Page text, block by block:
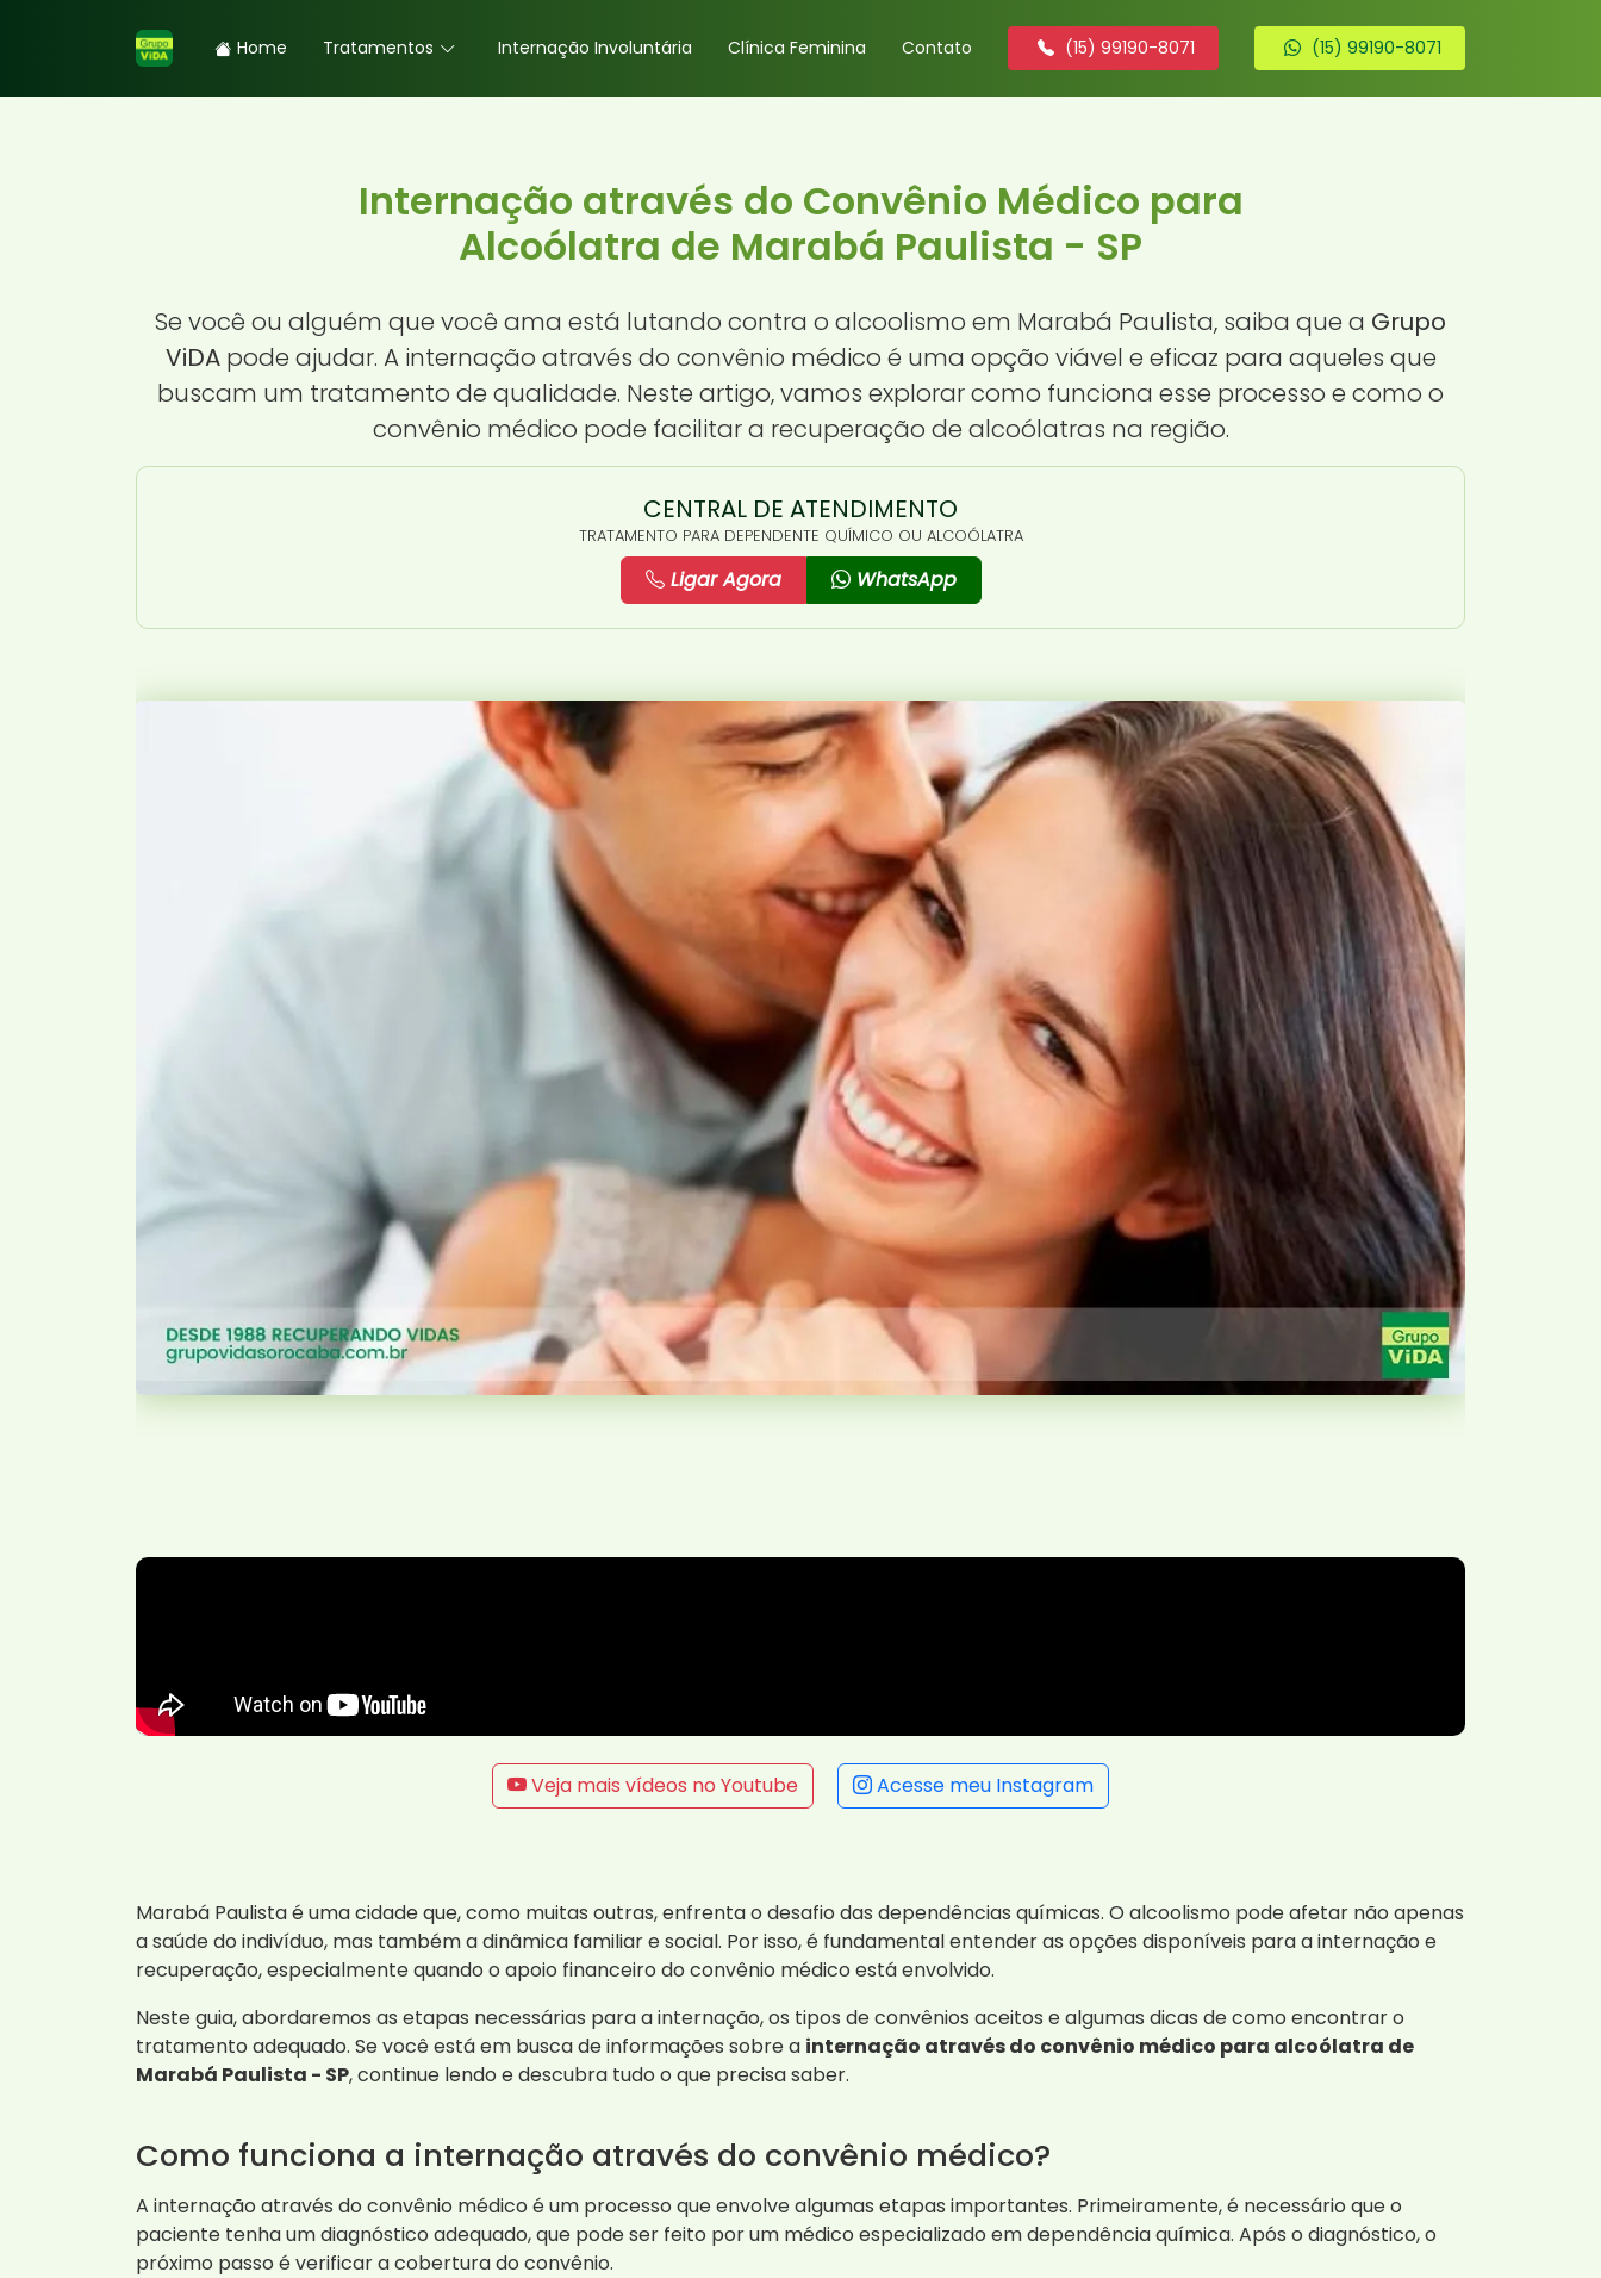
Home Tratamentos Internação Involuntária Clínica Feminina Contato (15) 99190-8071 (15) 99190-8071
Internação através do Convênio Médico para
Alcoólatra de Marabá Paulista - SP
Se você ou alguém que você ama está lutando contra o alcoolismo em Marabá Paulista, saiba que a Grupo
ViDApode ajudar. A internação através do convênio médico é uma opção viável e eficaz para aqueles que
buscam um tratamento de qualidade. Neste artigo, vamos explorar como funciona esse processo e como o
convênio médico pode facilitar a recuperação de alcoólatras na região.
CENTRAL DE ATENDIMENTO
TRATAMENTO PARA DEPENDENTE QUÍMICO OU ALCOÓLATRA
Ligar Agora WhatsApp
Veja mais vídeos no Youtube Acesse meu Instagram
Marabá Paulista é uma cidade que, como muitas outras, enfrenta o desafio das dependências químicas. O alcoolismo pode afetar não apenas
a saúde do indivíduo, mas também a dinâmica familiar e social. Por isso, é fundamental entender as opções disponíveis para a internação e
recuperação, especialmente quando o apoio financeiro do convênio médico está envolvido.
Neste guia, abordaremos as etapas necessárias para a internação, os tipos de convênios aceitos e algumas dicas de como encontrar o
tratamento adequado. Se você está em busca de informações sobre a internação através do convênio médico para alcoólatra de
Marabá Paulista - SP, continue lendo e descubra tudo o que precisa saber.
Como funciona a internação através do convênio médico?
A internação através do convênio médico é um processo que envolve algumas etapas importantes. Primeiramente, é necessário que o
paciente tenha um diagnóstico adequado, que pode ser feito por um médico especializado em dependência química. Após o diagnóstico, o
próximo passo é verificar a cobertura do convênio.